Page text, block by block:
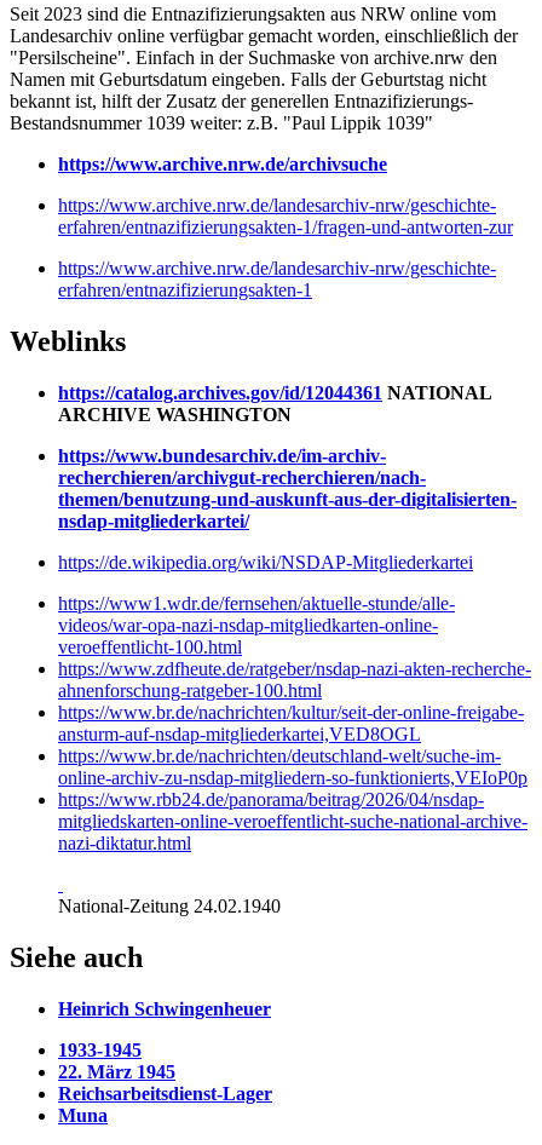
Seit 2023 sind die Entnazifizierungsakten aus NRW online vom
Landesarchiv online verfügbar gemacht worden, einschließlich der
"Persilscheine". Einfach in der Suchmaske von archive.nrw den
Namen mit Geburtsdatum eingeben. Falls der Geburtstag nicht
bekannt ist, hilft der Zusatz der generellen Entnazifizierungs-
Bestandsnummer 1039 weiter: z.B. "Paul Lippik 1039"
https://www.archive.nrw.de/archivsuche
https://www.archive.nrw.de/landesarchiv-nrw/geschichte-
erfahren/entnazifizierungsakten-1/fragen-und-antworten-zur
https://www.archive.nrw.de/landesarchiv-nrw/geschichte-
erfahren/entnazifizierungsakten-1
Weblinks
https://catalog.archives.gov/id/12044361 NATIONAL
ARCHIVE WASHINGTON
https://www.bundesarchiv.de/im-archiv-
recherchieren/archivgut-recherchieren/nach-
themen/benutzung-und-auskunft-aus-der-digitalisierten-
nsdap-mitgliederkartei/
https://de.wikipedia.org/wiki/NSDAP-Mitgliederkartei
https://www1.wdr.de/fernsehen/aktuelle-stunde/alle-
videos/war-opa-nazi-nsdap-mitgliedkarten-online-
veroeffentlicht-100.html
https://www.zdfheute.de/ratgeber/nsdap-nazi-akten-recherche-
ahnenforschung-ratgeber-100.html
https://www.br.de/nachrichten/kultur/seit-der-online-freigabe-
ansturm-auf-nsdap-mitgliederkartei,VED8OGL
https://www.br.de/nachrichten/deutschland-welt/suche-im-
online-archiv-zu-nsdap-mitgliedern-so-funktionierts,VEIoP0p
https://www.rbb24.de/panorama/beitrag/2026/04/nsdap-
mitgliedskarten-online-veroeffentlicht-suche-national-archive-
nazi-diktatur.html
National-Zeitung 24.02.1940
Siehe auch
Heinrich Schwingenheuer
1933-1945
22. März 1945
Reichsarbeitsdienst-Lager
Muna